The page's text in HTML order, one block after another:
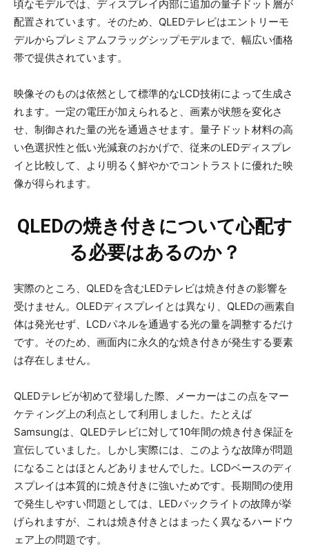
頃なモデルでは、ディスプレイ内部に追加の量子ドット層が
配置されています。そのため、QLEDテレビはエントリーモ
デルからプレミアムフラッグシップモデルまで、幅広い価格
帯で提供されています。
映像そのものは依然として標準的なLCD技術によって生成さ
れます。一定の電圧が加えられると、画素が状態を変化さ
せ、制御された量の光を通過させます。量子ドット材料の高
い色選択性と低い光減衰のおかげで、従来のLEDディスプレ
イと比較して、より明るく鮮やかでコントラストに優れた映
像が得られます。
QLEDの焼き付きについて心配す
る必要はあるのか？
実際のところ、QLEDを含むLEDテレビは焼き付きの影響を
受けません。OLEDディスプレイとは異なり、QLEDの画素自
体は発光せず、LCDパネルを通過する光の量を調整するだけ
です。そのため、画面内に永久的な焼き付きが発生する要素
は存在しません。
QLEDテレビが初めて登場した際、メーカーはこの点をマー
ケティング上の利点として利用しました。たとえば
Samsungは、QLEDテレビに対して10年間の焼き付き保証を
宣伝していました。しかし実際には、このような故障が問題
になることはほとんどありませんでした。LCDベースのディ
スプレイは本質的に焼き付きに強いためです。長期間の使用
で発生しやすい問題としては、LEDバックライトの故障が挙
げられますが、これは焼き付きとはまったく異なるハードウ
ェア上の問題です。